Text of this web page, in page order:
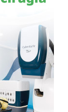
en SLP